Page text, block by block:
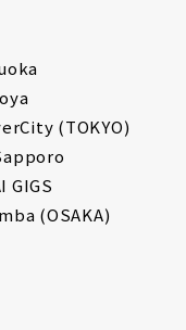
(TOKYO)
GIGS
(OSAKA)